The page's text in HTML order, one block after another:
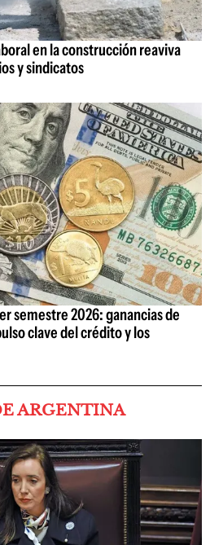
en la construcción reaviva
y sindicatos
semestre 2026: ganancias de
clave del crédito y los
ARGENTINA